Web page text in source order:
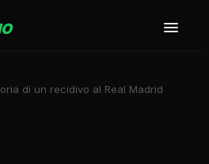
di un recidivo al Real Madrid